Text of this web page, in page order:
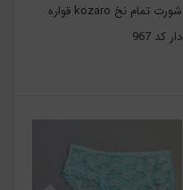
شورت تمام نخ kozaro قواره
دار کد 967